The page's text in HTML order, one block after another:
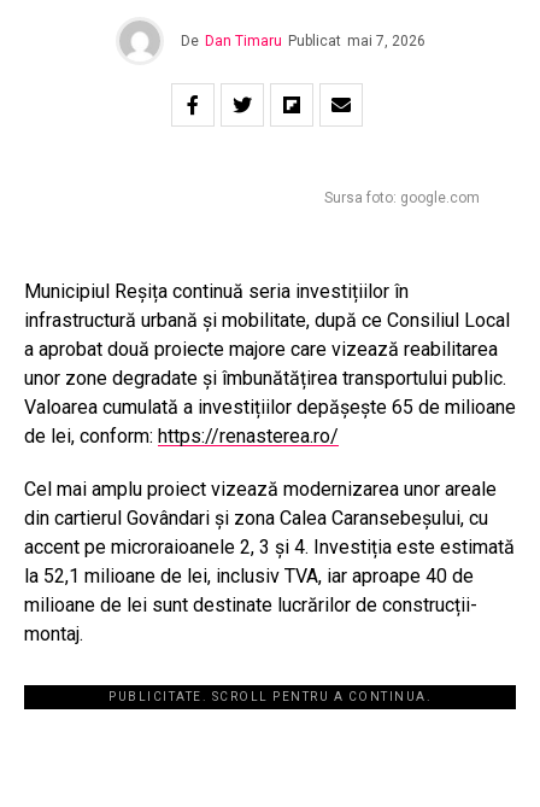
De Dan Timaru Publicat mai 7, 2026
Sursa foto: google.com
Municipiul Reșița continuă seria investițiilor în
infrastructură urbană și mobilitate, după ce Consiliul Local
a aprobat două proiecte majore care vizează reabilitarea
unor zone degradate și îmbunătățirea transportului public.
Valoarea cumulată a investițiilor depășește 65 de milioane
de lei, conform: https://renasterea.ro/
Cel mai amplu proiect vizează modernizarea unor areale
din cartierul Govândari și zona Calea Caransebeșului, cu
accent pe microraioanele 2, 3 și 4. Investiția este estimată
la 52,1 milioane de lei, inclusiv TVA, iar aproape 40 de
milioane de lei sunt destinate lucrărilor de construcții-
montaj.
PUBLICITATE. SCROLL PENTRU A CONTINUA.